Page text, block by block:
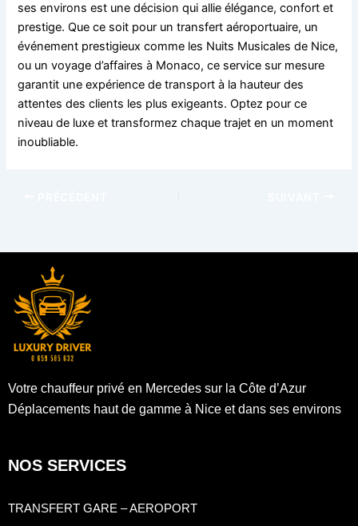
ses environs est une décision qui allie élégance, confort et
prestige. Que ce soit pour un transfert aéroportuaire, un
événement prestigieux comme les Nuits Musicales de Nice,
ou un voyage d’affaires à Monaco, ce service sur mesure
garantit une expérience de transport à la hauteur des
attentes des clients les plus exigeants. Optez pour ce
niveau de luxe et transformez chaque trajet en un moment
inoubliable.
Votre chauffeur privé en Mercedes sur la Côte d’Azur
Déplacements haut de gamme à Nice et dans ses environs
NOS SERVICES
TRANSFERT GARE – AEROPORT